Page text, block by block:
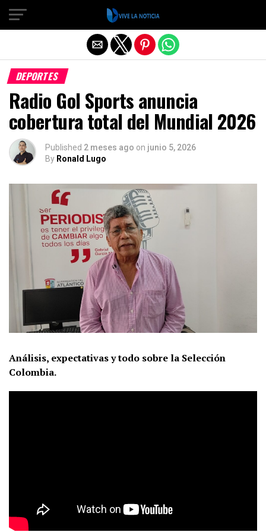
DEPORTES
Radio Gol Sports anuncia
cobertura total del Mundial 2026
Published 2 meses ago on junio 5, 2026
By Ronald Lugo
Análisis, expectativas y todo sobre la Selección
Colombia.
Salir de la versión móvil